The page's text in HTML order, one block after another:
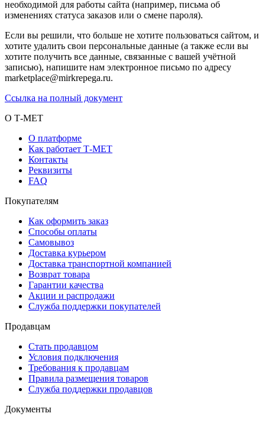
необходимой для работы сайта (например, письма об
изменениях статуса заказов или о смене пароля).
Если вы решили, что больше не хотите пользоваться сайтом, и
хотите удалить свои персональные данные (а также если вы
хотите получить все данные, связанные с вашей учётной
записью), напишите нам электронное письмо по адресу
marketplace@mirkrepega.ru.
Ссылка на полный документ
О Т-МЕТ
О платформе
Как работает Т-МЕТ
Контакты
Реквизиты
FAQ
Покупателям
Как оформить заказ
Способы оплаты
Самовывоз
Доставка курьером
Доставка транспортной компанией
Возврат товара
Гарантии качества
Акции и распродажи
Служба поддержки покупателей
Продавцам
Стать продавцом
Условия подключения
Требования к продавцам
Правила размещения товаров
Служба поддержки продавцов
Документы